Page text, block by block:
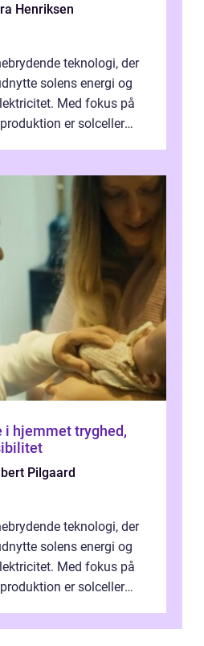
Henriksen
teknologi, der
solens energi og
Med fokus på
er solceller
tryghed,
Pilgaard
teknologi, der
solens energi og
Med fokus på
er solceller